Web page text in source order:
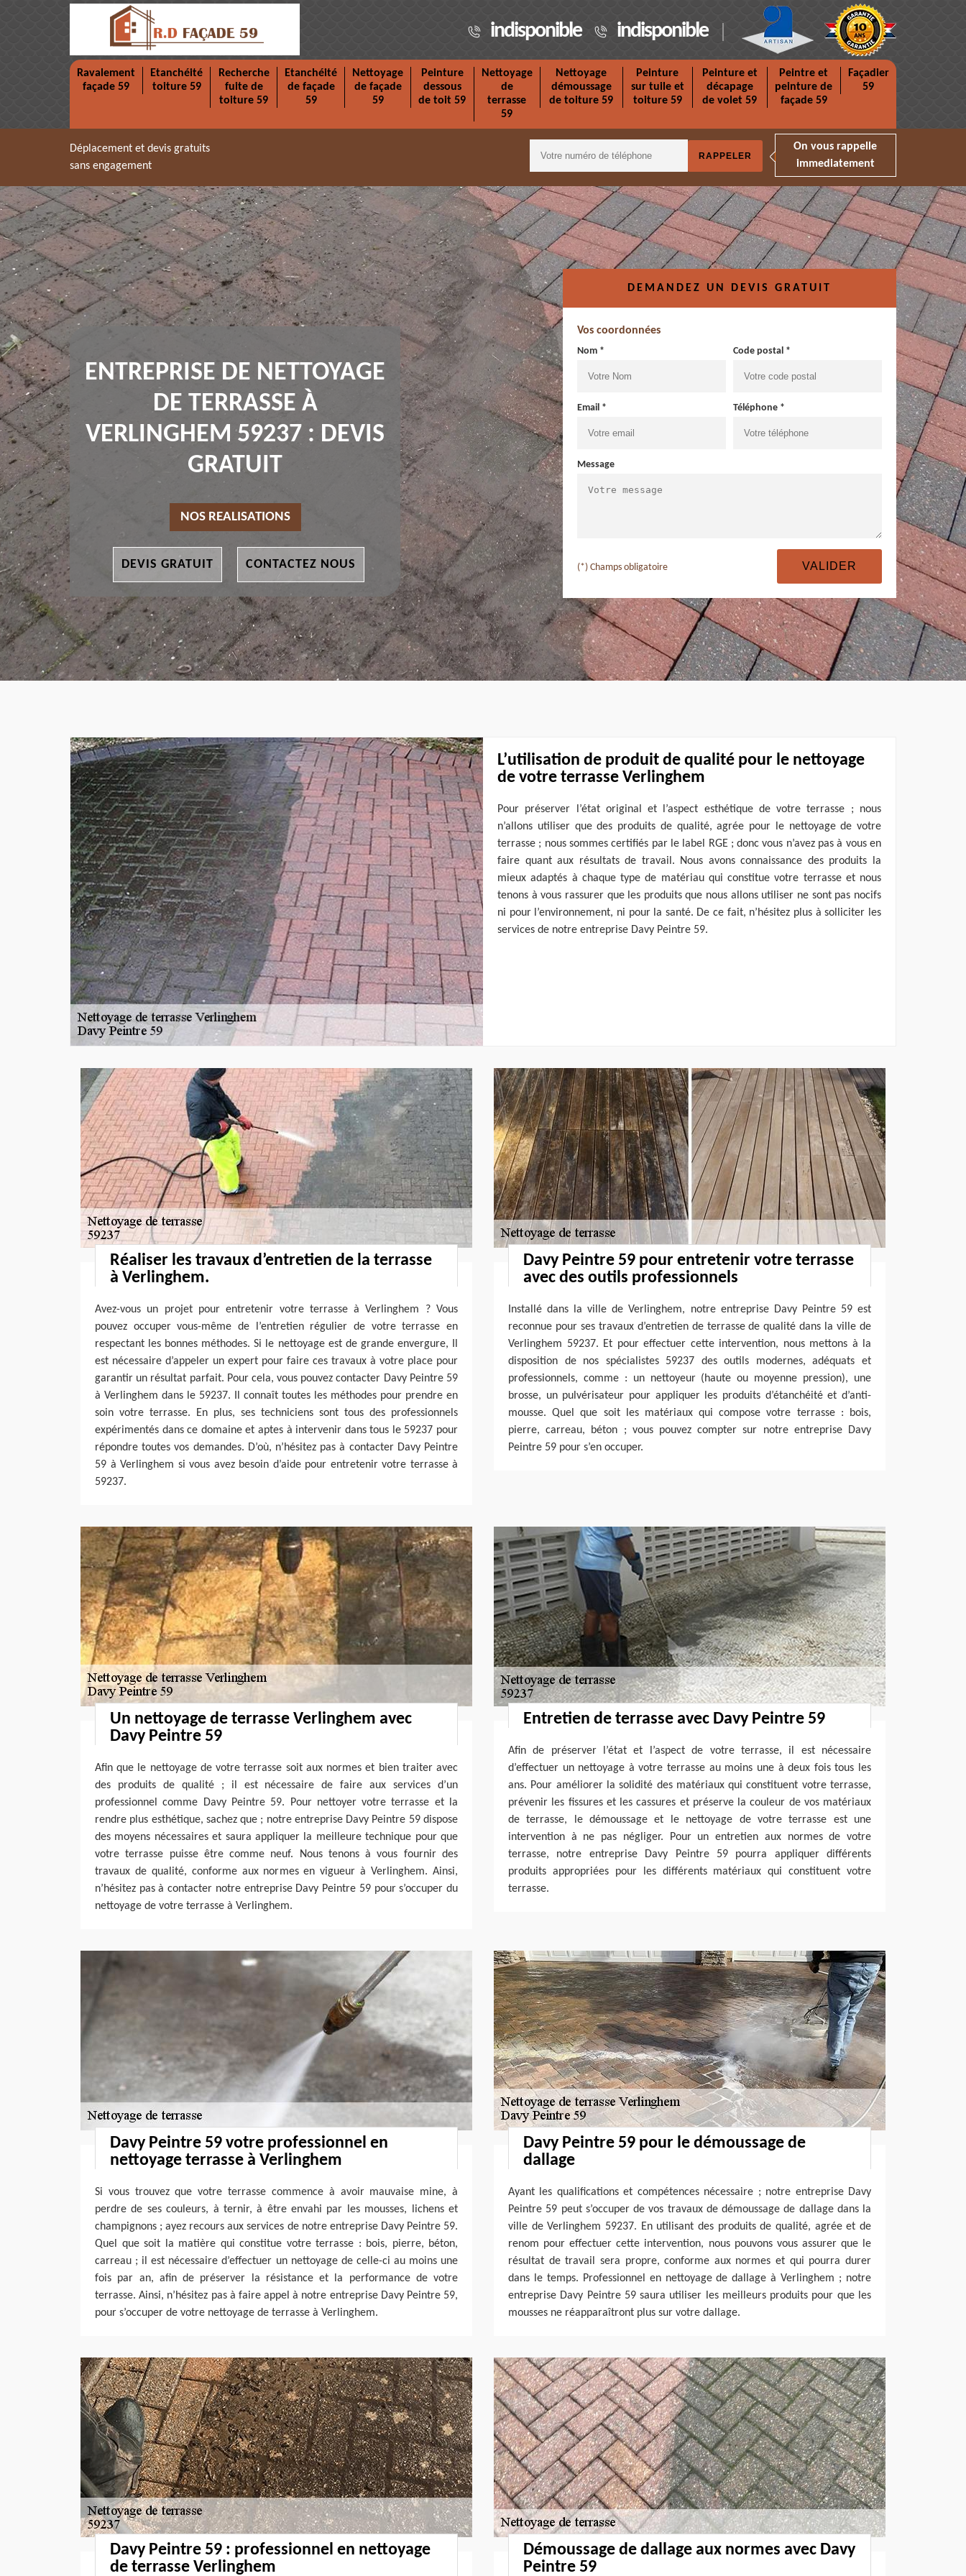
indisponible indisponible
Ravalement
façade 59
Etanchéité
toiture 59
Recherche
fuite de
toiture 59
Etanchéité
de façade
59
Nettoyage
de façade
59
Peinture
dessous
de toit 59
Nettoyage
de
terrasse
59
Nettoyage
démoussage
de toiture 59
Peinture
sur tuile et
toiture 59
Peinture et
décapage
de volet 59
Peintre et
peinture de
façade 59
Façadier
59
Déplacement et devis gratuits
sans engagement
On vous rappelle
immediatement
ENTREPRISE DE NETTOYAGE
DE TERRASSE À
VERLINGHEM 59237 : DEVIS
GRATUIT
NOS REALISATIONS
DEVIS GRATUIT CONTACTEZ NOUS
DEMANDEZ UN DEVIS GRATUIT
Vos coordonnées
Nom * Code postal *
Email * Téléphone *
Message
(*) Champs obligatoire
L’utilisation de produit de qualité pour le nettoyage
de votre terrasse Verlinghem
Pour préserver l’état original et l’aspect esthétique de votre terrasse ; nous
n’allons utiliser que des produits de qualité, agrée pour le nettoyage de votre
terrasse ; nous sommes certifiés par le label RGE ; donc vous n’avez pas à vous en
faire quant aux résultats de travail. Nous avons connaissance des produits la
mieux adaptés à chaque type de matériau qui constitue votre terrasse et nous
tenons à vous rassurer que les produits que nous allons utiliser ne sont pas nocifs
ni pour l’environnement, ni pour la santé. De ce fait, n’hésitez plus à solliciter les
services de notre entreprise Davy Peintre 59.
Réaliser les travaux d’entretien de la terrasse
à Verlinghem.
Avez-vous un projet pour entretenir votre terrasse à Verlinghem ? Vous
pouvez occuper vous-même de l’entretien régulier de votre terrasse en
respectant les bonnes méthodes. Si le nettoyage est de grande envergure, Il
est nécessaire d’appeler un expert pour faire ces travaux à votre place pour
garantir un résultat parfait. Pour cela, vous pouvez contacter Davy Peintre 59
à Verlinghem dans le 59237. Il connaît toutes les méthodes pour prendre en
soin votre terrasse. En plus, ses techniciens sont tous des professionnels
expérimentés dans ce domaine et aptes à intervenir dans tous le 59237 pour
répondre toutes vos demandes. D’où, n’hésitez pas à contacter Davy Peintre
59 à Verlinghem si vous avez besoin d’aide pour entretenir votre terrasse à
59237.
Davy Peintre 59 pour entretenir votre terrasse
avec des outils professionnels
Installé dans la ville de Verlinghem, notre entreprise Davy Peintre 59 est
reconnue pour ses travaux d’entretien de terrasse de qualité dans la ville de
Verlinghem 59237. Et pour effectuer cette intervention, nous mettons à la
disposition de nos spécialistes 59237 des outils modernes, adéquats et
professionnels, comme : un nettoyeur (haute ou moyenne pression), une
brosse, un pulvérisateur pour appliquer les produits d’étanchéité et d’anti-
mousse. Quel que soit les matériaux qui compose votre terrasse : bois,
pierre, carreau, béton ; vous pouvez compter sur notre entreprise Davy
Peintre 59 pour s’en occuper.
Un nettoyage de terrasse Verlinghem avec
Davy Peintre 59
Afin que le nettoyage de votre terrasse soit aux normes et bien traiter avec
des produits de qualité ; il est nécessaire de faire aux services d’un
professionnel comme Davy Peintre 59. Pour nettoyer votre terrasse et la
rendre plus esthétique, sachez que ; notre entreprise Davy Peintre 59 dispose
des moyens nécessaires et saura appliquer la meilleure technique pour que
votre terrasse puisse être comme neuf. Nous tenons à vous fournir des
travaux de qualité, conforme aux normes en vigueur à Verlinghem. Ainsi,
n’hésitez pas à contacter notre entreprise Davy Peintre 59 pour s’occuper du
nettoyage de votre terrasse à Verlinghem.
Entretien de terrasse avec Davy Peintre 59
Afin de préserver l’état et l’aspect de votre terrasse, il est nécessaire
d’effectuer un nettoyage à votre terrasse au moins une à deux fois tous les
ans. Pour améliorer la solidité des matériaux qui constituent votre terrasse,
prévenir les fissures et les cassures et préserve la couleur de vos matériaux
de terrasse, le démoussage et le nettoyage de votre terrasse est une
intervention à ne pas négliger. Pour un entretien aux normes de votre
terrasse, notre entreprise Davy Peintre 59 pourra appliquer différents
produits appropriées pour les différents matériaux qui constituent votre
terrasse.
Davy Peintre 59 votre professionnel en
nettoyage terrasse à Verlinghem
Si vous trouvez que votre terrasse commence à avoir mauvaise mine, à
perdre de ses couleurs, à ternir, à être envahi par les mousses, lichens et
champignons ; ayez recours aux services de notre entreprise Davy Peintre 59.
Quel que soit la matière qui constitue votre terrasse : bois, pierre, béton,
carreau ; il est nécessaire d’effectuer un nettoyage de celle-ci au moins une
fois par an, afin de préserver la résistance et la performance de votre
terrasse. Ainsi, n’hésitez pas à faire appel à notre entreprise Davy Peintre 59,
pour s’occuper de votre nettoyage de terrasse à Verlinghem.
Davy Peintre 59 pour le démoussage de
dallage
Ayant les qualifications et compétences nécessaire ; notre entreprise Davy
Peintre 59 peut s’occuper de vos travaux de démoussage de dallage dans la
ville de Verlinghem 59237. En utilisant des produits de qualité, agrée et de
renom pour effectuer cette intervention, nous pouvons vous assurer que le
résultat de travail sera propre, conforme aux normes et qui pourra durer
dans le temps. Professionnel en nettoyage de dallage à Verlinghem ; notre
entreprise Davy Peintre 59 saura utiliser les meilleurs produits pour que les
mousses ne réapparaîtront plus sur votre dallage.
Davy Peintre 59 : professionnel en nettoyage
de terrasse Verlinghem
Démoussage de dallage aux normes avec Davy
Peintre 59